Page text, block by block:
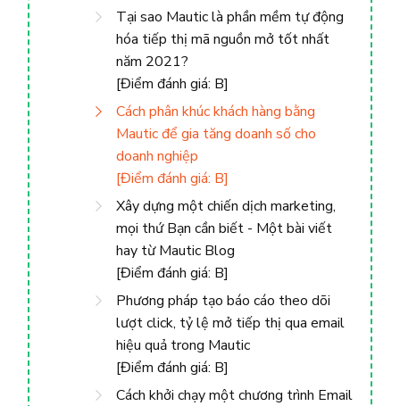
Tại sao Mautic ​​là phần mềm tự động
hóa tiếp thị mã nguồn mở tốt nhất
năm 2021?
[Điểm đánh giá: B]
Cách phân khúc khách hàng bằng
Mautic ​​để gia tăng doanh số cho
doanh nghiệp
[Điểm đánh giá: B]
Xây dựng một chiến dịch marketing,
mọi thứ Bạn cần biết - Một bài viết
hay từ Mautic Blog
[Điểm đánh giá: B]
Phương pháp tạo báo cáo theo dõi
lượt click, tỷ lệ mở tiếp thị qua email
hiệu quả trong Mautic
[Điểm đánh giá: B]
Cách khởi chạy một chương trình Email